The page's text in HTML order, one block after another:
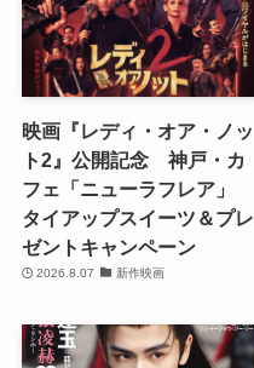
映画『レディ・オア・ノッ
ト2』公開記念 神戸・カ
フェ「ニューラフレア」
タイアップスイーツ＆プレ
ゼントキャンペーン
2026.8.07 新作映画